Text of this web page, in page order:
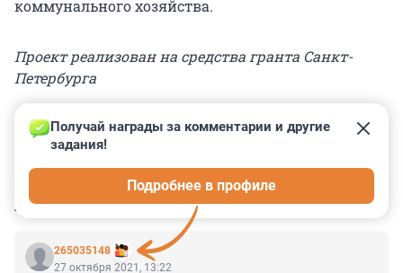
коммунального хозяйства.
Проект реализован на средства гранта Санкт-
Петербурга
КОММЕНТАРИИ 1
265035148
Получай награды за комментарии и другие
задания!
Подробнее в профиле
27 октября 2021, 13:22